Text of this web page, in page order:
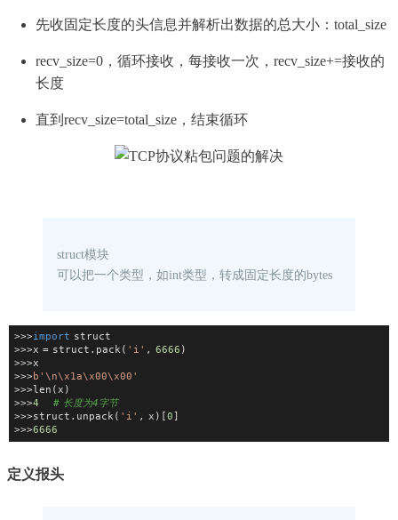
先收固定长度的头信息并解析出数据的总大小：total_size
recv_size=0，循环接收，每接收一次，recv_size+=接收的
长度
直到recv_size=total_size，结束循环
struct模块
可以把一个类型，如int类型，转成固定长度的bytes
>>>import struct
>>>x = struct.pack( 'i' , 6666 )
>>>x
>>>b'\n\x1a\x00\x00'
>>>len(x)
>>>4
# 长度为4字节
>>>struct.unpack( 'i' , x)[ 0
>>>6666
定义报头